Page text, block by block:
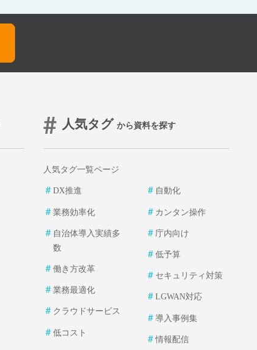
人気タグ から資料を探す
人気タグ一覧ページ
＃ DX推進
＃ 業務効率化
＃ 自治体導入実績多
数
＃ 働き方改革
＃ 業務最適化
＃ クラウドサービス
＃ 低コスト
＃ 自動化
＃ カンタン操作
＃ 庁内向け
＃低予算
＃ セキュリティ対策
＃LGWAN対応
＃導入事例集
＃情報配信